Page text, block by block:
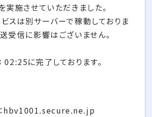
実施させていただきました。
スは別サーバーで稼動しておりま
受信に影響はございません。
に完了しております。
：hbv1001.secure.ne.jp